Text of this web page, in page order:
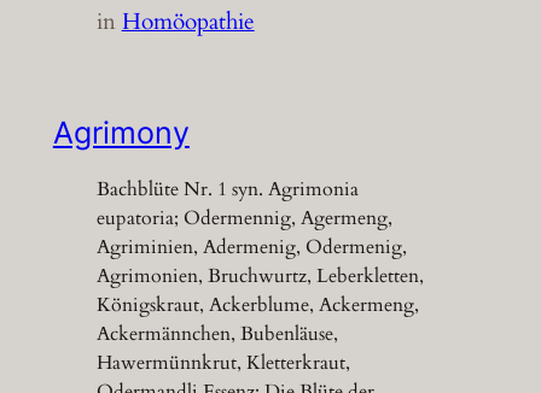
inHomöopathie
Agrimony
Bachblüte Nr. 1 syn. Agrimonia
eupatoria; Odermennig, Agermeng,
Agriminien, Adermenig, Odermenig,
Agrimonien, Bruchwurtz, Leberkletten,
Königskraut, Ackerblume, Ackermeng,
Ackermännchen, Bubenläuse,
Hawermünnkrut, Kletterkraut,